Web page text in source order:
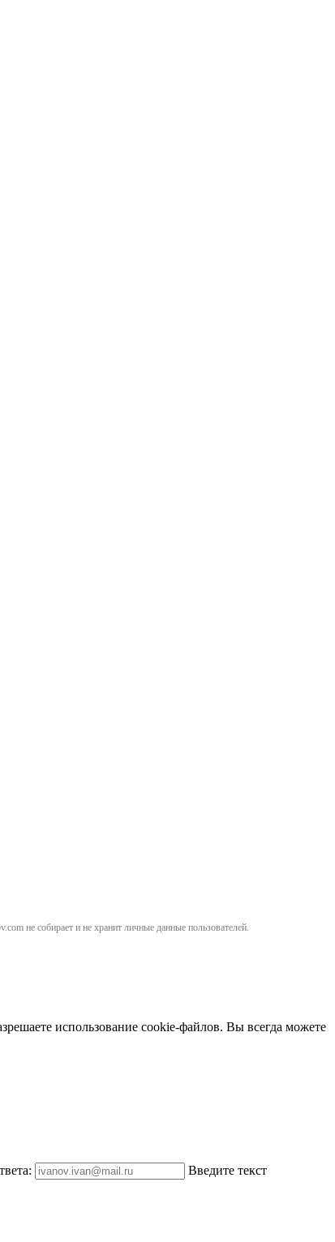
не собирает и не хранит личные данные пользователей.
использование cookie-файлов. Вы всегда можете
Введите текст